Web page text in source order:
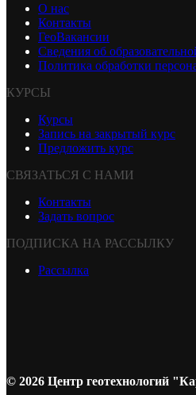
О нас
Контакты
ГеоВакансии
Сведения об
Политика обработки
КУРСЫ
Курсы
Запись на закрытый курс
Предложить курс
СВЯЗАТЬСЯ С НАМИ
Контакты
Задать вопрос
ПОДПИСКА НА РАССЫЛКУ
Рассылка
© 2026 Центр геотехнологий